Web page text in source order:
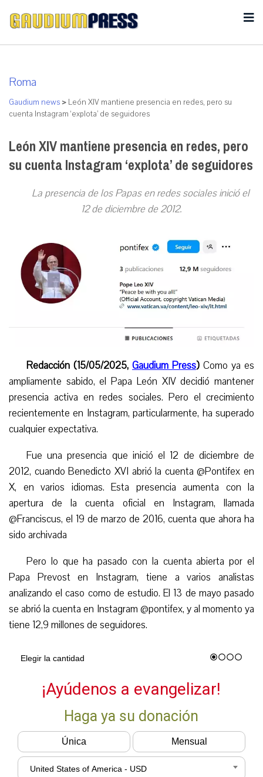
Roma
Gaudium news > León XIV mantiene presencia en redes, pero su
cuenta Instagram ‘explota’ de seguidores
León XIV mantiene presencia en redes, pero
su cuenta Instagram ‘explota’ de seguidores
La presencia de los Papas en redes sociales inició el
12 de diciembre de 2012.
Redacción (15/05/2025, Gaudium Press) Como ya es
ampliamente sabido, el Papa León XIV decidió mantener
presencia activa en redes sociales. Pero el crecimiento
recientementeen Instagram, particularmente, ha superado
cualquier expectativa.
Fue una presencia que inició el 12 de diciembre de
2012, cuando Benedicto XVI abrió la cuenta @Pontifex en
X, en varios idiomas. Esta presencia aumenta con la
apertura de la cuenta oficial en Instagram, llamada
@Franciscus, el 19 de marzo de 2016, cuenta que ahora ha
sido archivada
Pero lo que ha pasado con la cuenta abierta por el
Papa Prevost en Instagram, tiene a varios analistas
analizando el caso como de estudio. El 13 de mayo pasado
se abrió la cuenta en Instagram @pontifex, y al momento ya
tiene 12,9 millones de seguidores.